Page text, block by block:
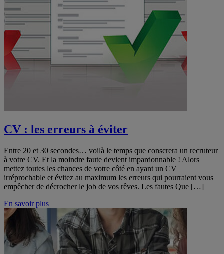
CV : les erreurs à éviter
Entre 20 et 30 secondes… voilà le temps que conscrera un recruteur
à votre CV. Et la moindre faute devient impardonnable ! Alors
mettez toutes les chances de votre côté en ayant un CV
irréprochable et évitez au maximum les erreurs qui pourraient vous
empêcher de décrocher le job de vos rêves. Les fautes Que […]
En savoir plus